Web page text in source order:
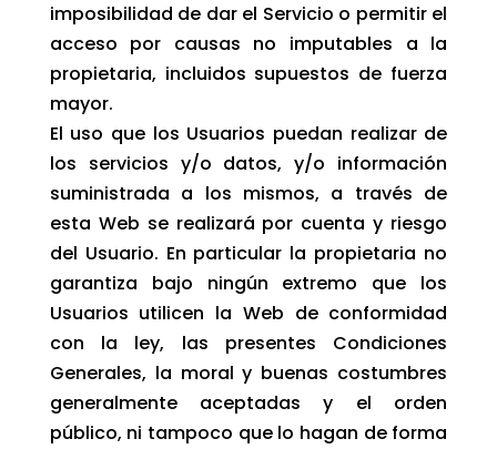
imposibilidad de dar el Servicio o permitir el
acceso por causas no imputables a la
propietaria, incluidos supuestos de fuerza
mayor.
El uso que los Usuarios puedan realizar de
los servicios y/o datos, y/o información
suministrada a los mismos, a través de
esta Web se realizará por cuenta y riesgo
del Usuario. En particular la propietaria no
garantiza bajo ningún extremo que los
Usuarios utilicen la Web de conformidad
con la ley, las presentes Condiciones
Generales, la moral y buenas costumbres
generalmente aceptadas y el orden
público, ni tampoco que lo hagan de forma